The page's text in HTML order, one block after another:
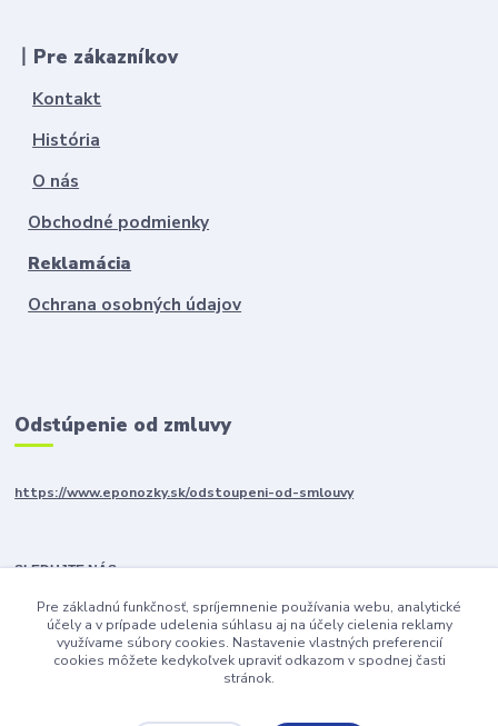
丨Pre zákazníkov
Kontakt
História
O nás
Obchodné podmienky
Reklamácia
Ochrana osobných údajov
Odstúpenie od zmluvy
https://www.eponozky.sk/odstoupeni-od-smlouvy
SLEDUJTE NÁS
Pre základnú funkčnosť, spríjemnenie používania webu, analytické
účely a v prípade udelenia súhlasu aj na účely cielenia reklamy
využívame súbory cookies. Nastavenie vlastných preferencií
cookies môžete kedykoľvek upraviť odkazom v spodnej časti
stránok.